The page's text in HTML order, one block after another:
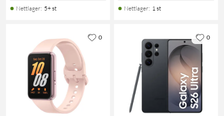
Nettlager: 5+ st Nettlager: 1 st
0 0